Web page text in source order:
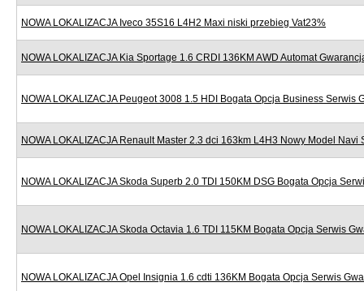
NOWA LOKALIZACJA Iveco 35S16 L4H2 Maxi niski przebieg Vat23%
NOWA LOKALIZACJA Kia Sportage 1.6 CRDI 136KM AWD Automat
NOWA LOKALIZACJA Peugeot 3008 1.5 HDI Bogata Opcja Business Serwis
NOWA LOKALIZACJA Renault Master 2.3 dci 163km L4H3 Nowy Model Navi
NOWA LOKALIZACJA Skoda Superb 2.0 TDI 150KM DSG Bogata Opcja
NOWA LOKALIZACJA Skoda Octavia 1.6 TDI 115KM Bogata Opcja Serwis
NOWA LOKALIZACJA Opel Insignia 1.6 cdti 136KM Bogata Opcja Serwis